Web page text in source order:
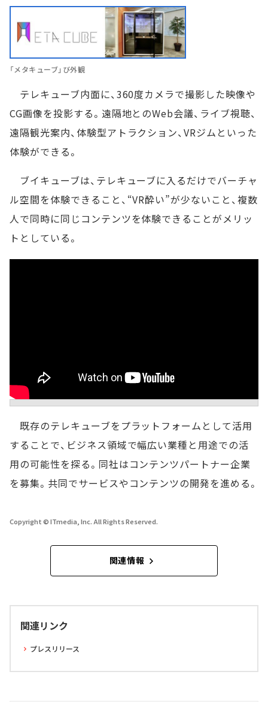
「メタキューブ」び外観
テレキューブ内面に、360度カメラで撮影した映像や
CG画像を投影する。遠隔地とのWeb会議、ライブ視聴、
遠隔観光案内、体験型アトラクション、VRジムといった
体験ができる。
ブイキューブは、テレキューブに入るだけでバーチャ
ル空間を体験できること、“VR酔い”が少ないこと、複数
人で同時に同じコンテンツを体験できることがメリッ
トとしている。
既存のテレキューブをプラットフォームとして活用
することで、ビジネス領域で幅広い業種と用途での活
用の可能性を探る。同社はコンテンツパートナー企業
を募集。共同でサービスやコンテンツの開発を進める。
Copyright © ITmedia, Inc. All Rights Reserved.
関連情報
関連リンク
プレスリリース